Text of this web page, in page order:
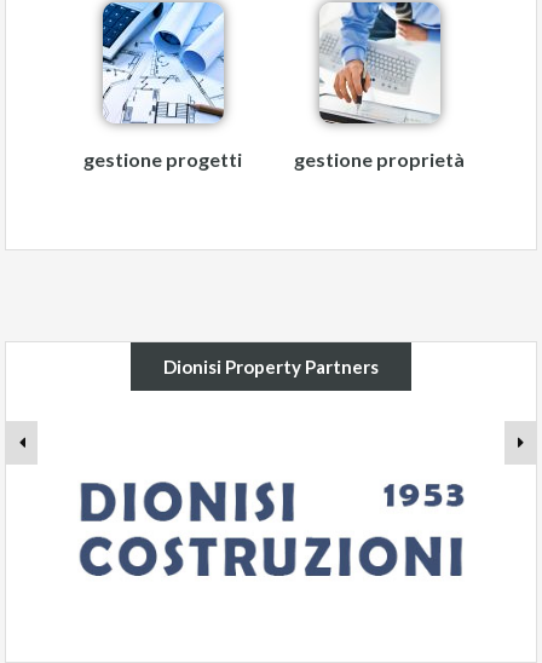
gestione progetti gestione proprietà
Dionisi Property Partners